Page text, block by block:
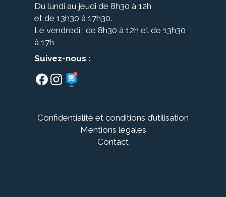
Du lundi au jeudi de 8h30 à 12h
et de 13h30 à 17h30.
Le vendredi : de 8h30 à 12h et de 13h30
à 17h
Suivez-nous :
Tertiary
Menu
Confidentialité et conditions d’utilisation
Mentions légales
Contact